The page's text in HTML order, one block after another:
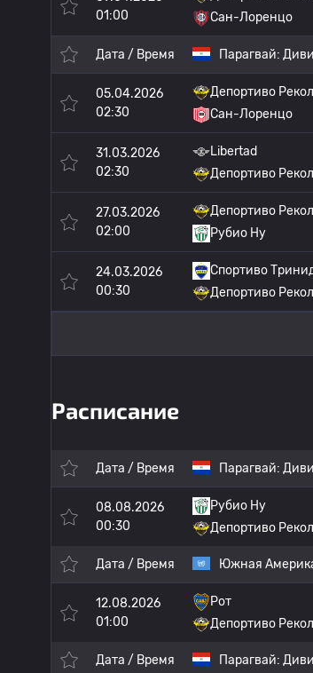
01:00
Сан-Лоренцо
Дата / Время Парагвай:
05.04.2026
02:30
Депортиво
Сан-Лоренцо
31.03.2026
02:30
Libertad
Депортиво
27.03.2026
02:00
Депортиво
Рубио Ну
24.03.2026
00:30
Спортиво
Депортиво
Расписание
Дата / Время Парагвай:
08.08.2026
00:30
Рубио Ну
Депортиво
Дата / Время Южная
12.08.2026
01:00
Рот
Депортиво
Дата / Время Парагвай: